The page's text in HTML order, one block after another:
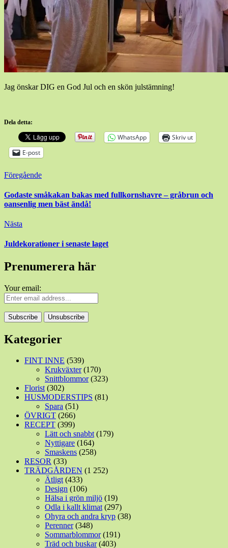
Jag önskar DIG en God Jul och en skön julstämning!
Dela detta:
WhatsApp
Skriv ut
E-post
Inläggsnavigering
Föregående
Godaste småkakan bakas med fullkornshavre – gråbrun och
oansenlig men bäst ändå!
Nästa
Juldekorationer i senaste laget
Prenumerera här
Your email:
Kategorier
FINT INNE (539)
Krukväxter(170)
Snittblommor(323)
Florist(302)
HUSMODERSTIPS (81)
Spara (51)
ÖVRIGT (266)
RECEPT (399)
Lätt och snabbt(179)
Nyttigare (164)
Smaskens (258)
RESOR (33)
TRÄDGÅRDEN (1 252)
Ätligt(433)
Design (106)
Hälsa i grön miljö (19)
Odla i kallt klimat(297)
Ohyra och andra kryp (38)
Perenner(348)
Sommarblommor(191)
Träd och buskar(403)